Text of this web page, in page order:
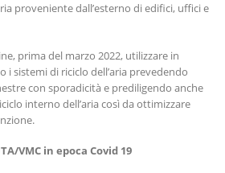
proveniente dall’esterno di edifici, uffici e
prima del marzo 2022, utilizzare in
i sistemi di riciclo dell’aria prevedendo
con sporadicità e prediligendo anche
interno dell’aria così da ottimizzare
VMC in epoca Covid 19